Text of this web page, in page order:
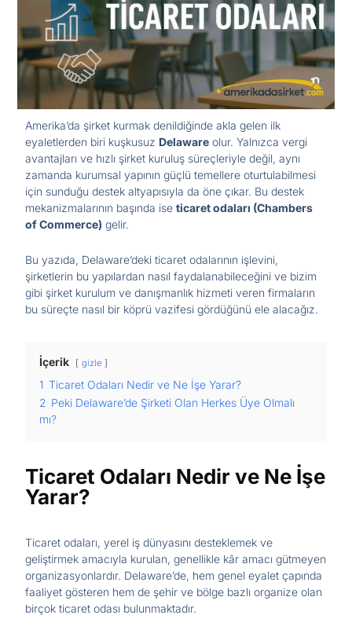
Amerika’da şirket kurmak denildiğinde akla gelen ilk
eyaletlerden biri kuşkusuz Delaware olur. Yalnızca vergi
avantajları ve hızlı şirket kuruluş süreçleriyle değil, aynı
zamanda kurumsal yapının güçlü temellere oturtulabilmesi
için sunduğu destek altyapısıyla da öne çıkar. Bu destek
mekanizmalarının başında iseticaret odaları (Chambers
of Commerce) gelir.
Bu yazıda, Delaware’deki ticaret odalarının işlevini,
şirketlerin bu yapılardan nasıl faydalanabileceğini ve bizim
gibi şirket kurulum ve danışmanlık hizmeti veren firmaların
bu süreçte nasıl bir köprü vazifesi gördüğünü ele alacağız.
İçerik gizle
1 Ticaret Odaları Nedir ve Ne İşe Yarar?
2 Peki Delaware’de Şirketi Olan Herkes Üye Olmalı
mı?
Ticaret Odaları Nedir ve Ne İşe
Yarar?
Ticaret odaları, yerel iş dünyasını desteklemek ve
geliştirmek amacıyla kurulan, genellikle kâr amacı gütmeyen
organizasyonlardır. Delaware’de, hem genel eyalet çapında
faaliyet gösteren hem de şehir ve bölge bazlı organize olan
birçok ticaret odası bulunmaktadır.